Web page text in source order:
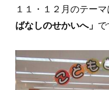
１１・１２月のテーマ
ばなしのせかいへ」 で